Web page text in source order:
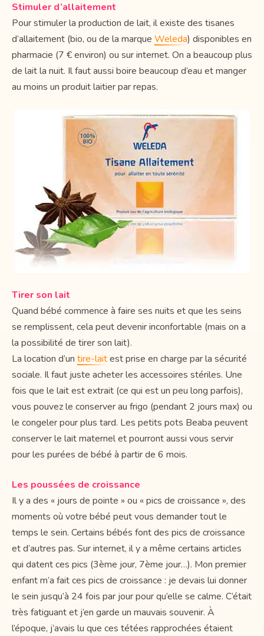
Stimuler d’allaitement
Pour stimuler la production de lait, il existe des tisanes
d’allaitement (bio, ou de la marque Weleda) disponibles en
pharmacie (7 € environ) ou sur internet. On a beaucoup plus
de lait la nuit. Il faut aussi boire beaucoup d’eau et manger
au moins un produit laitier par repas.
Tirer son lait
Quand bébé commence à faire ses nuits et que les seins
se remplissent, cela peut devenir inconfortable (mais on a
la possibilité de tirer son lait).
La location d’un tire-laitest prise en charge par la sécurité
sociale. Il faut juste acheter les accessoires stériles. Une
fois que le lait est extrait (ce qui est un peu long parfois),
vous pouvez le conserver au frigo (pendant 2 jours max) ou
le congeler pour plus tard. Les petits pots Beaba peuvent
conserver le lait maternel et pourront aussi vous servir
pour les purées de bébé à partir de 6 mois.
Les poussées de croissance
Il y a des « jours de pointe » ou « pics de croissance », des
moments où votre bébé peut vous demander tout le
temps le sein. Certains bébés font des pics de croissance
et d’autres pas. Sur internet, il y a même certains articles
qui datent ces pics (3ème jour, 7ème jour…). Mon premier
enfant m’a fait ces pics de croissance : je devais lui donner
le sein jusqu’à 24 fois par jour pour qu’elle se calme. C’était
très fatiguant et j’en garde un mauvais souvenir. À
l’époque, j’avais lu que ces tétées rapprochées étaient